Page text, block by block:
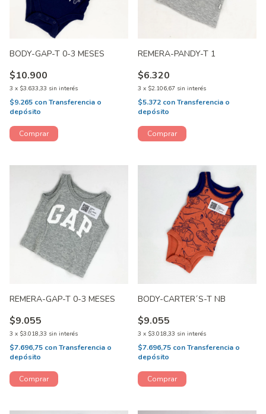
BODY-GAP-T 0-3 MESES
$10.900
3 x $3.633,33 sin interés
$9.265 conTransferencia o
depósito
REMERA-PANDY-T 1
$6.320
3 x $2.106,67 sin interés
$5.372 conTransferencia o
depósito
REMERA-GAP-T 0-3 MESES
$9.055
3 x $3.018,33 sin interés
$7.696,75 conTransferencia o
depósito
BODY-CARTER´S-T NB
$9.055
3 x $3.018,33 sin interés
$7.696,75 conTransferencia o
depósito